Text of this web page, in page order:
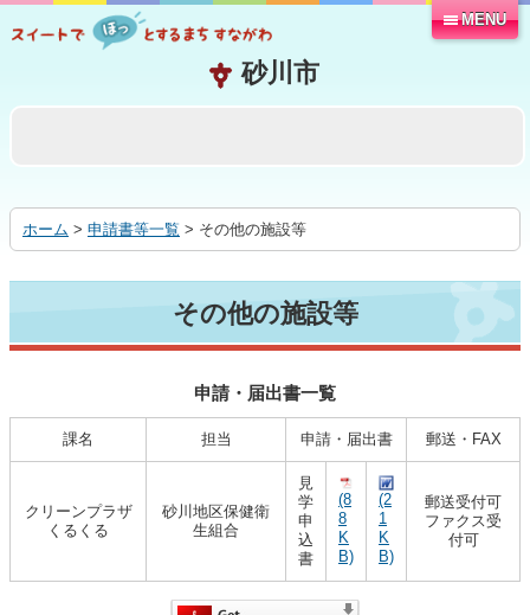
る
MENU
ホーム > 申請書等一覧 > その他の施設等
その他の施設等
申請・届出書一覧
課名 担当 申請・届出書 郵送・FAX
クリーンプラザ
くるくる
砂川地区保健衛
生組合
見
学
申
込
書
(8
8
K
B)
(2
1
K
B)
郵送受付可
ファクス受
付可